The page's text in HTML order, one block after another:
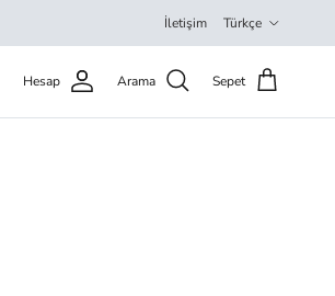
İletişim Türkçe
Hesap Arama Sepet